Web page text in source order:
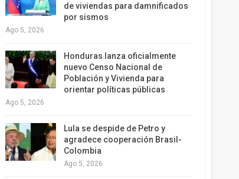
de viviendas para damnificados
por sismos
Ago 5, 2026
Honduras lanza oficialmente
nuevo Censo Nacional de
Población y Vivienda para
orientar políticas públicas
Ago 5, 2026
Lula se despide de Petro y
agradece cooperación Brasil-
Colombia
Ago 5, 2026